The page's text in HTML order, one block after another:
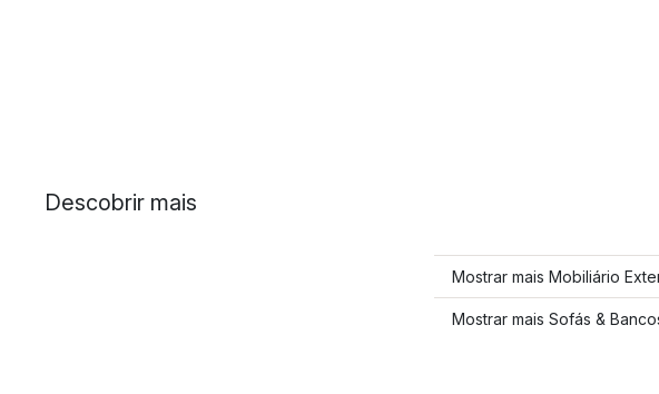
Descobrir mais
Mostrar mais Mobiliário
Mostrar mais Sofás &